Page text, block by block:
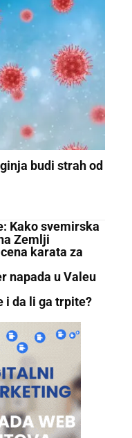
budi strah od
Kako svemirska
Zemlji
karata za
napada u Valeu
i da li ga trpite?